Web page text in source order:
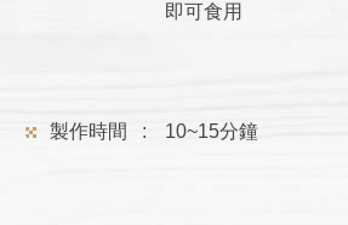
即可食用
製作時間 : 10~15分鐘